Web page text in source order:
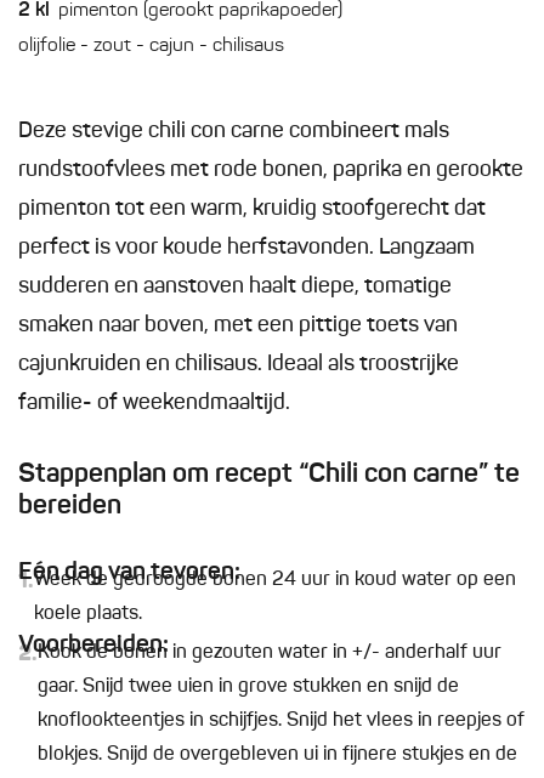
2 kl pimenton (gerookt paprikapoeder)
olijfolie - zout - cajun - chilisaus
Deze stevige chili con carne combineert mals
rundstoofvlees met rode bonen, paprika en gerookte
pimenton tot een warm, kruidig stoofgerecht dat
perfect is voor koude herfstavonden. Langzaam
sudderen en aanstoven haalt diepe, tomatige
smaken naar boven, met een pittige toets van
cajunkruiden en chilisaus. Ideaal als troostrijke
familie- of weekendmaaltijd.
Stappenplan om recept “Chili con carne” te
bereiden
Eén dag van tevoren:
1.Week de gedroogde bonen 24 uur in koud water op een
koele plaats.
Voorbereiden:
2.Kook de bonen in gezouten water in +/- anderhalf uur
gaar. Snijd twee uien in grove stukken en snijd de
knoflookteentjes in schijfjes. Snijd het vlees in reepjes of
blokjes. Snijd de overgebleven ui in fijnere stukjes en de